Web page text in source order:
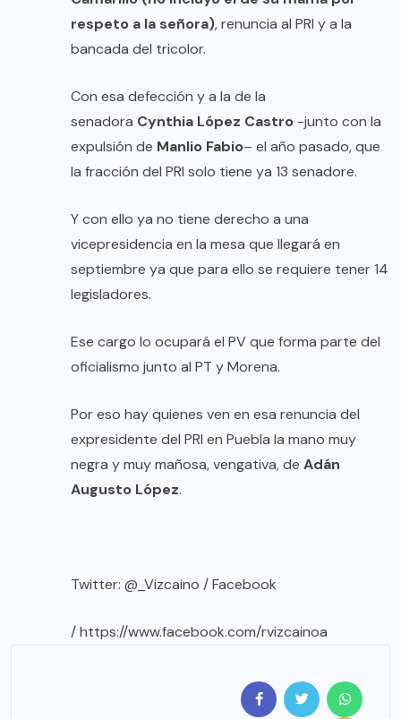
respeto a la señora), renuncia al PRI y a la
bancada del tricolor.
Con esa defección y a la de la
senadora Cynthia López Castro -junto con la
expulsión de Manlio Fabio– el año pasado, que
la fracción del PRI solo tiene ya 13 senadore.
Y con ello ya no tiene derecho a una
vicepresidencia en la mesa que llegará en
septiembre ya que para ello se requiere tener 14
legisladores.
Ese cargo lo ocupará el PV que forma parte del
oficialismo junto al PT y Morena.
Por eso hay quienes ven en esa renuncia del
expresidente del PRI en Puebla la mano muy
negra y muy mañosa, vengativa, de Adán
Augusto López.
Twitter: @_Vizcaino / Facebook
/https://www.facebook.com/rvizcainoa